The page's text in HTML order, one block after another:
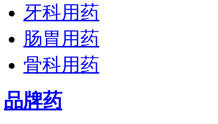
牙科用药
肠胃用药
骨科用药
品牌药